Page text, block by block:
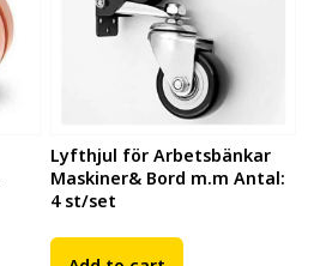
Lyfthjul för Arbetsbänkar
Maskiner& Bord m.m Antal:
4 st/set